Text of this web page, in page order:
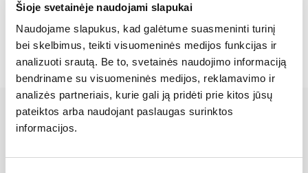
Šioje svetainėje naudojami slapukai
Naudojame slapukus, kad galėtume suasmeninti turinį
bei skelbimus, teikti visuomeninės medijos funkcijas ir
analizuoti srautą. Be to, svetainės naudojimo informaciją
bendriname su visuomeninės medijos, reklamavimo ir
analizės partneriais, kurie gali ją pridėti prie kitos jūsų
pateiktos arba naudojant paslaugas surinktos
informacijos.
KATEGORIJOS
Nėra kategorijų
Mūsų partneriai